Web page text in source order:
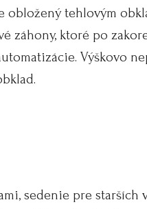
obložený tehlovým
záhony, ktoré po
Výškovo
sedenie pre starších